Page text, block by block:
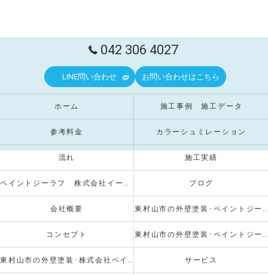
042 306 4027
LINE問い合わせ お問い合わせはこちら
ホーム 施工事例 施工データ
参考料金 カラーシュミレーション
流れ 施工実績
ペイントジーラフ 株式会社イーストクリエイト ブログ
会社概要 東村山市の外壁塗装･ペイントジーラフの口コミ情報
コンセプト 東村山市の外壁塗装･ペイントジーラフのお客様の声
東村山市の外壁塗装･株式会社ペイントジーラフの評判 サービス